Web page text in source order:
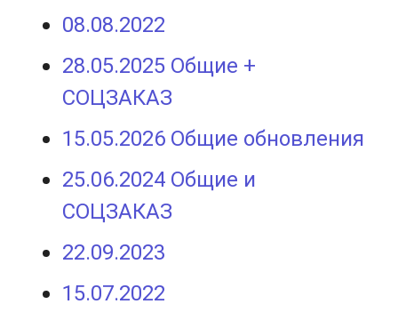
08.08.2022
28.05.2025 Общие +
СОЦЗАКАЗ
15.05.2026 Общие обновления
25.06.2024 Общие и
СОЦЗАКАЗ
22.09.2023
15.07.2022